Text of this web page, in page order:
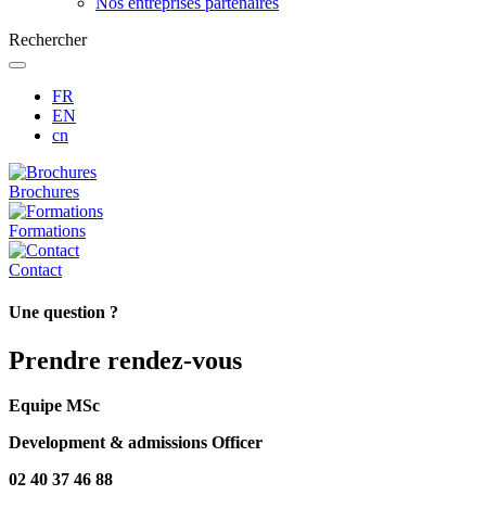
Rechercher
FR
EN
cn
Brochures
Formations
Contact
Une question ?
Prendre rendez-vous
Equipe MSc
Development & admissions Officer
02 40 37 46 88